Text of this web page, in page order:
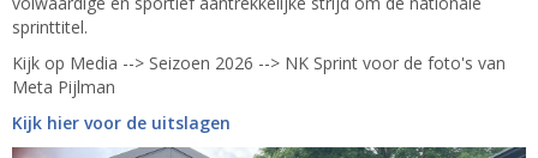
sprinttitel.
Kijk op Media --> Seizoen 2026 --> NK Sprint voor de foto's van
Meta Pijlman
Kijk hier voor de uitslagen